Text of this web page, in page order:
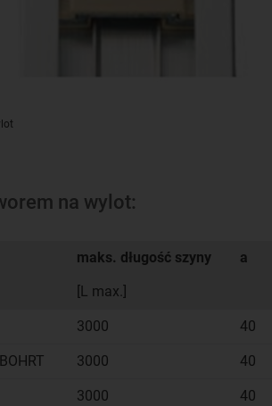
na wylot:
maks. długość szyny a
[L max.]
3000 40
3000 40
3000 40